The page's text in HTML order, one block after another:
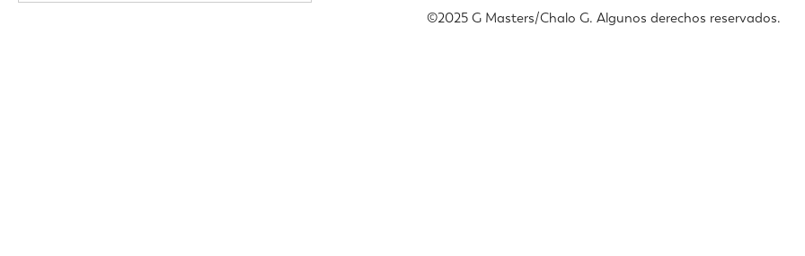
©️2025 G Masters/Chalo G. Algunos derechos reservados.